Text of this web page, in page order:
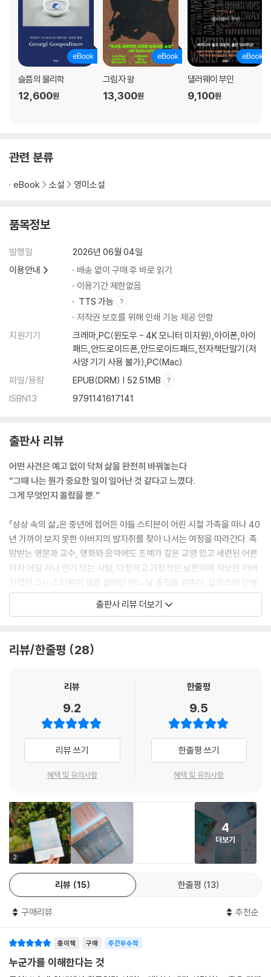
슬픔의 물리학
12,600원
그림자 왕
13,300원
댈러웨이 부인
9,100원
관련 분류
eBook 소설 영미소설
품목정보
발행일
2026년 06월 04일
이용안내
배송 없이 구매 후 바로 읽기
이용기간 제한없음
TTS 가능
저작권 보호를 위해 인쇄 기능 제공 안함
지원기기
크레마,PC(윈도우 - 4K 모니터 미지원),아이폰,아이
패드,안드로이드폰,안드로이드패드,전자책단말기(저
사양 기기 사용 불가),PC(Mac)
파일/용량
EPUB(DRM) | 52.51MB
ISBN13
9791141617141
출판사 리뷰
어떤 사건은 예고 없이 닥쳐 삶을 완전히 바꿔놓는다
“그때 나는 뭔가 중요한 일이 일어난 것 같다고 느꼈다.
그게 무엇인지 몰랐을 뿐.”
『상상 속의 삶』은 중년에 접어든 아들 스티븐이 어린 시절 가족을 떠나 40
년 가까이 보지 못한 아버지의 발자취를 찾아 나서는 여정을 따라간다. 촉
망받는 영문과 교수, 영화와 음악에도 조예가 깊은 교양 있고 세련된 어른
이자 어딜 가나 인기 있는 사람, 다정하고 가정적인 남편이며 자상한 아버
지였던 그는 스티븐이 열한 살이던 어느 날 종적을 감춘다. 갑작스레 인생
에서 영영 사라져버린 아버지에 대한 의문과 그리움, 원망과 분노는 평생
스티븐의 마음 한편에 짙은 그림자를 드리운다. 스티븐은 도무지 떨쳐낼
아버지의 삶을 추적하는 일생의 프로젝트에 착수하기로 마음먹는다. 그는
들을 다시금 세세히 들여다보고, 그 당시 아버지와 가깝게 지냈던 동료와
결국에는 늘 그랬듯 아버지의 책을 살피게 되었고, 책장에서 아무 책이나
꺼내 페이지를 넘기며 내게 뭔가를 알려줄 여백의 메모, 아버지의 내면세
계를 이해하게 해줄 사소한 메모라도 찾으려 했다. 아버지 같은 사람이, 모
든 걸 가진 듯한 사람이 왜 그렇게까지 해서 가진 걸 전부 망가뜨리고 사랑
소설은 1980년대와 현재를 오가며 이어진다. 캘리포니아 해안을 따라 아
버지의 동생 줄리언 삼촌과 동료들을 차례로 찾아가는 여정 사이사이 오래
된 기억의 편린들이 끼어든다. 아버지를 생각하면 가장 먼저 떠오르는 장
면은 집 뒷마당에서 열리던 흥겨운 디너파티다. 동료들을 자주 초대해 수
영장에서 파티를 즐기곤 했던 아버지. 옛날 흑백영화가 재생되고, 플리트
우드 맥의 리드미컬한 음악이 흐르는 가운데 늘어선 야자수와 황금빛 노을
렇게 여느 때처럼 파티 분위기가 농밀히 무르익은 어느 밤, 아버지의 운명
세한 내막은 알지 못해도 무언가 잘못되었다는 느낌, 돌이킬 수 없는 심각
한 일이 일어났다는 사실을 감지한 그 순간을, 스티븐은 기억한다.
출판사 리뷰 더보기
리뷰/한줄평 28
리뷰
9.2
리뷰 쓰기
혜택 및 유의사항
한줄평
9.5
한줄평 쓰기
혜택 및 유의사항
2
4
더보기
리뷰 15 한줄평 13
구매리뷰 추천순
종이책 구매 주간우수작
누군가를 이해한다는 것